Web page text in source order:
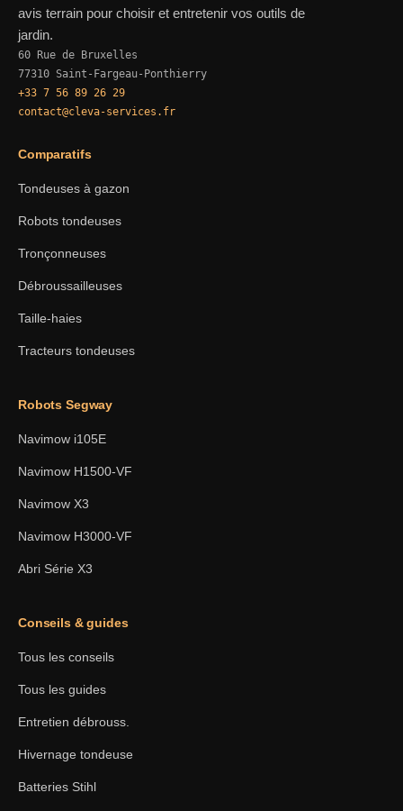
avis terrain pour choisir et entretenir vos outils de
jardin.
60 Rue de Bruxelles
77310 Saint-Fargeau-Ponthierry
+33 7 56 89 26 29
contact@cleva-services.fr
Comparatifs
Tondeuses à gazon
Robots tondeuses
Tronçonneuses
Débroussailleuses
Taille-haies
Tracteurs tondeuses
Robots Segway
Navimow i105E
Navimow H1500-VF
Navimow X3
Navimow H3000-VF
Abri Série X3
Conseils & guides
Tous les conseils
Tous les guides
Entretien débrouss.
Hivernage tondeuse
Batteries Stihl